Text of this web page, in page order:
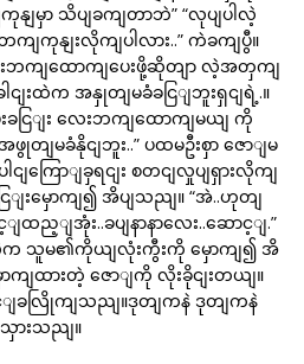
နျမှာ သိပျခကျတာဘဲ” “လုပျပါလဲ့
ကျကုနျးလိုကျပါလား..” ကဲခကျပွီ။
းဘကျထောကျပေးဖို့ဆိုတျာ လဲ့အတှကျ
ငျးထဲက အနှုတျမခံခငြျဘူးရှငျရဲ့.။
ခငြျး လေးဘကျထောကျမယျ ကို
တျမခံနိုငျဘူး..” ပထမဦးစှာ ဇောျမ
ကြောျခှရငျး စတငျလှုပျရှားလိုကျ
းမှောကျ၍ အိပျသညျ။ “အဲ..ဟုတျ
ျထည့ျအုံး..ခပျနာနာလေး..ဆောင့ျ.”
က သူမ၏ကိုယျလုံးကွီးကို မှောကျ၍ အိ
ာကျထားတဲ့ ဇောျကို လိုးခိုငျးတယျ။
င့ျခလြိုကျသညျ။ဒုတျကနဲ ဒုတျကနဲ
ားသညျ။